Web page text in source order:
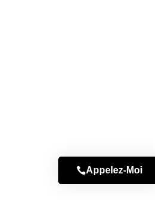
Appelez-Moi